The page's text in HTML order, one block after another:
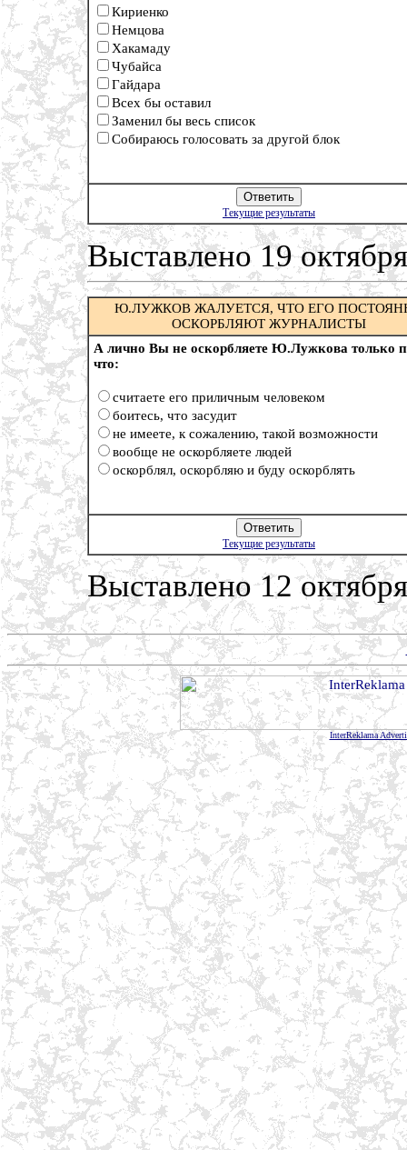
Кириенко
Немцова
Хакамаду
Чубайса
Гайдара
Всех бы оставил
Заменил бы весь список
Cобираюсь голосовать за другой блок
Текущие результаты
Выставлено 19
Ю.ЛУЖКОВ ЖАЛУЕТСЯ, ЧТО ЕГО
ОСКОРБЛЯЮТ ЖУРНАЛИСТЫ
А лично Вы не оскорбляете Ю.Лужкова только
что:
считаете его приличным человеком
боитесь, что засудит
не имеете, к сожалению, такой возможности
вообще не оскорбляете людей
оскорблял, оскорбляю и буду оскорблять
Текущие результаты
Выставлено 12
InterReklama